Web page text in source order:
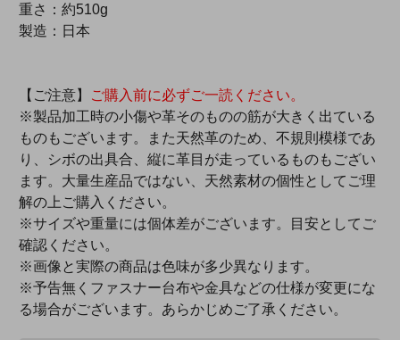
重さ：約510g
製造：日本
【ご注意】
ご購入前に必ずご一読ください。
※製品加工時の小傷や革そのものの筋が大きく出ている
ものもございます。また天然革のため、不規則模様であ
り、シボの出具合、縦に革目が走っているものもござい
ます。大量生産品ではない、天然素材の個性としてご理
解の上ご購入ください。
※サイズや重量には個体差がございます。目安としてご
確認ください。
※画像と実際の商品は色味が多少異なります。
※予告無くファスナー台布や金具などの仕様が変更にな
る場合がございます。あらかじめご了承ください。